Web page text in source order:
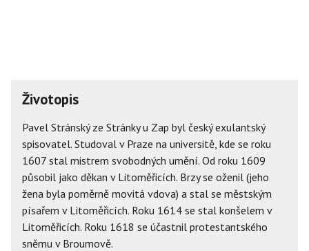
Životopis
Pavel Stránský ze Stránky u Zap byl český exulantský
spisovatel. Studoval v Praze na universitě, kde se roku
1607 stal mistrem svobodných umění. Od roku 1609
působil jako děkan v Litoměřicích. Brzy se oženil (jeho
žena byla poměrně movitá vdova) a stal se městským
písařem v Litoměřicích. Roku 1614 se stal konšelem v
Litoměřicích. Roku 1618 se účastnil protestantského
sněmu v Broumově.